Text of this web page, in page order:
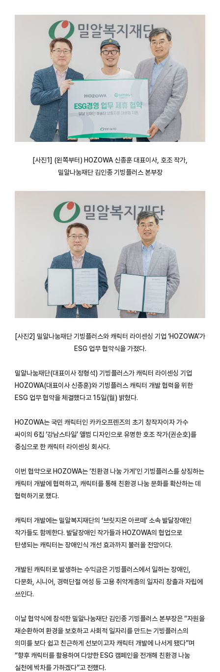
[사진1] (왼쪽부터) HOZOWA 신종훈 대표이사, 호조 작가,
밀알나눔재단 김인종 기빙플러스 본부장
[사진2] 밀알나눔재단 기빙플러스와 캐릭터 라이센싱 기업 ‘HOZOWA’가
ESG 업무 협약식을 가졌다.
밀알나눔재단(대표이사 정형석) 기빙플러스가 캐릭터 라이센싱 기업
HOZOWA(대표이사 신종훈)와 기빙플러스 캐릭터 개발 협력을 위한
ESG 업무 협약을 체결했다고 15일(월) 밝혔다.
HOZOWA는 국민 캐릭터인 카카오프렌즈의 초기 창작자이자 가수
싸이의 6집 ‘강남스타일’ 앨범 디자인으로 유명한 호조 작가(권순호)를
중심으로 한 캐릭터 라이센싱 회사다.
이번 협약으로 HOZOWA는 ‘친환경 나눔 가게’인 기빙플러스를 상징하는
캐릭터 개발에 협력하고, 캐릭터를 통해 친환경 나눔 문화를 확산하는 데
협력하기로 했다.
캐릭터 개발에는 밀알복지재단의 ‘브릿지온 아르떼’ 소속 발달장애인
작가들도 함께한다. 발달장애인 작가들과 HOZOWA의 협업으로
탄생되는 캐릭터는 장애인식 개선 효과까지 불러올 전망이다.
개발된 캐릭터로 발생하는 수익금은 기빙플러스에서 일하는 장애인,
다문화, 시니어, 경력단절 여성 등 고용 취약계층의 일자리 창출과 자립에
쓰인다.
이날 협약식에 참석한 밀알나눔재단 김인종 기빙플러스 본부장은 “자원을
재순환하여 환경을 보호하고 사회적 일자리를 만드는 기빙플러스의
의미를 보다 쉽고 친근하게 선보이고자 캐릭터 개발에 나서게 됐다”며
“향후 캐릭터를 활용하여 다양한 ESG 캠페인을 전개해 친환경 나눔
실천에 박차를 가하겠다”고 전했다.